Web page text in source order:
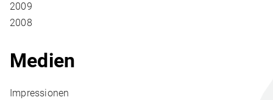
2009
2008
Medien
Impressionen